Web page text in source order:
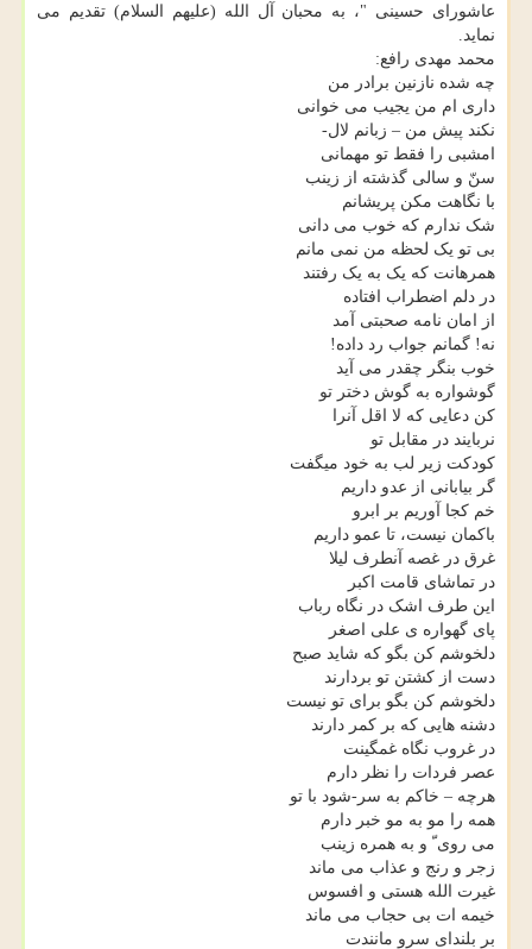
عاشورای حسینی "، به محبان آل الله (علیهم السلام) تقدیم می
نماید.
محمد مهدی رافع:
چه شده نازنین برادر من
داری ام من یجیب می خوانی
نکند پیش من – زبانم لال-
امشبی را فقط تو مهمانی
سنّ و سالی گذشته از زینب
با نگاهت مکن پریشانم
شک ندارم که خوب می دانی
بی تو یک لحظه من نمی مانم
همرهانت که یک به یک رفتند
در دلم اضطراب افتاده
از امان نامه صحبتی آمد
نه! گمانم جواب رد داده!
خوب بنگر چقدر می آید
گوشواره به گوش دختر تو
کن دعایی که لا اقل آنرا
نربایند در مقابل تو
کودکت زیر لب به خود میگفت
گر بیابانی از عدو داریم
خم کجا آوریم بر ابرو
باکمان نیست، تا عمو داریم
غرق در غصه آنطرف لیلا
در تماشای قامت اکبر
این طرف اشک در نگاه رباب
پای گهواره ی علی اصغر
دلخوشم کن بگو که شاید صبح
دست از کشتن تو بردارند
دلخوشم کن بگو برای تو نیست
دشنه هایی که بر کمر دارند
در غروب نگاه غمگینت
عصر فردات را نظر دارم
هرچه – خاکم به سر-شود با تو
همه را مو به مو خبر دارم
می روی ّ و به همره زینب
زجر و رنج و عذاب می ماند
غیرت الله هستی و افسوس
خیمه ات بی حجاب می ماند
بر بلندای سرو مانندت